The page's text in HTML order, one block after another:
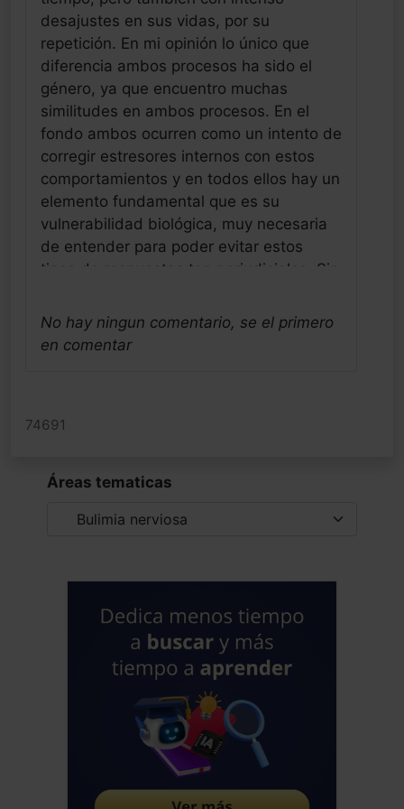
desajustes en sus vidas, por su
repetición. En mi opinión lo único que
diferencia ambos procesos ha sido el
género, ya que encuentro muchas
similitudes en ambos procesos. En el
fondo ambos ocurren como un intento de
corregir estresores internos con estos
comportamientos y en todos ellos hay un
elemento fundamental que es su
vulnerabilidad biológica, muy necesaria
de entender para poder evitar estos
tipos de respuestas tan perjudiciales. Sin
es casi imposible su abordaje,
convirtiéndose todas las terapias
conocerlas en profundidad. No nacemos
sociales y estímulos del entorno de la
psicopatológicos son en mi opinión
social, nunca son primarios, pudiendo
cristalizar con una gran variabilidad
comportamental o de respuestas
neurofisioendocrinoinmunológicas. Para
mi este es el proceso mas común que
subyace debajo de muchas cronicidades
humanas. Saludos alegres del
neandertal hiperactivo de Sevilla
Jose Luis Frias Pulido
Médico - España
No hay ningun comentario, se el primero
en comentar
74691
Áreas tematicas